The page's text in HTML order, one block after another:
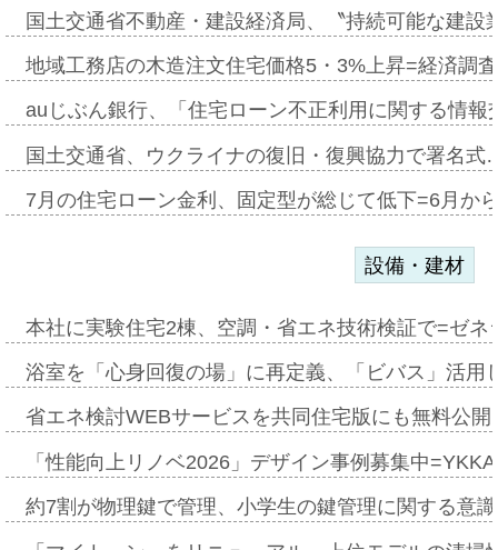
国土交通省不動産・建設経済局、〝持続可能な建
地域工務店の木造注文住宅価格5・3%上昇=経済調
auじぶん銀行、「住宅ローン不正利用に関する情
国土交通省、ウクライナの復旧・復興協力で署名
7月の住宅ローン金利、固定型が総じて低下=6月か
設備・建材
本社に実験住宅2棟、空調・省エネ技術検証で=ゼ
浴室を「心身回復の場」に再定義、「ビバス」活
省エネ検討WEBサービスを共同住宅版にも無料公
「性能向上リノベ2026」デザイン事例募集中
約7割が物理鍵で管理、小学生の鍵管理に関する意